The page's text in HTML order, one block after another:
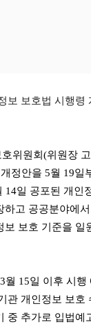
보 보호법 시행령
위원회(위원장
정안을 5월 19일
14일 공포된 개인
하고 공공분야에
보 보호 기준을 일
월 15일 이후 시
관 개인정보 보호
중 추가로 입법예